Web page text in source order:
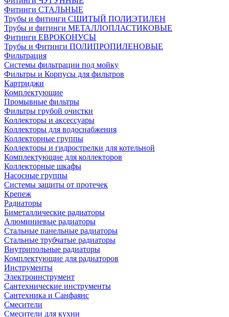
Фитинги СТАЛЬНЫЕ
Трубы и фитинги СШИТЫЙ ПОЛИЭТИЛЕН
Трубы и фитинги МЕТАЛЛОПЛАСТИКОВЫЕ
Фитинги ЕВРОКОНУСЫ
Трубы и Фитинги ПОЛИПРОПИЛЕНОВЫЕ
Фильтрация
Системы фильтрации под мойку
Фильтры и Корпусы для фильтров
Картриджи
Комплектующие
Промывные фильтры
Фильтры грубой очистки
Коллекторы и аксессуары
Коллекторы для водоснабжения
Коллекторные группы
Коллекторы и гидрострелки для котельной
Комплектующие для коллекторов
Коллекторные шкафы
Насосные группы
Системы защиты от протечек
Крепеж
Радиаторы
Биметаллические радиаторы
Алюминиевые радиаторы
Стальные панельные радиаторы
Стальные трубчатые радиаторы
Внутрипольные радиаторы
Комплектующие для радиаторов
Инструменты
Электроинструмент
Сантехнические инструменты
Сантехника и Санфаянс
Смесители
Смесители для кухни